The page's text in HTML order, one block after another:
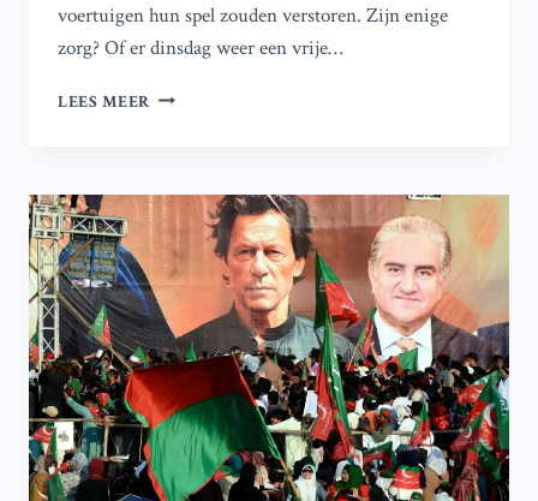
voertuigen hun spel zouden verstoren. Zijn enige
zorg? Of er dinsdag weer een vrije…
LEES MEER ‘GENUG
IN
PAKISTAN
IN
SPANNING
VOOR
PTI
BELEGERING